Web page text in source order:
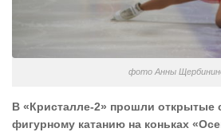
фото Анны
В «Кристалле-2» прошли открытые
фигурному катанию на коньках